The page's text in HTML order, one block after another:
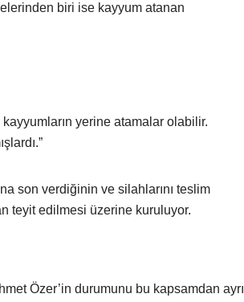
biri ise kayyum atanan
yerine atamalar olabilir.
son verdiğinin ve silahlarını teslim
teyit edilmesi üzerine kuruluyor.
Özer’in durumunu bu kapsamdan ayrı